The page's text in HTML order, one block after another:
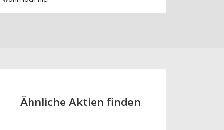
Ähnliche Aktien finden